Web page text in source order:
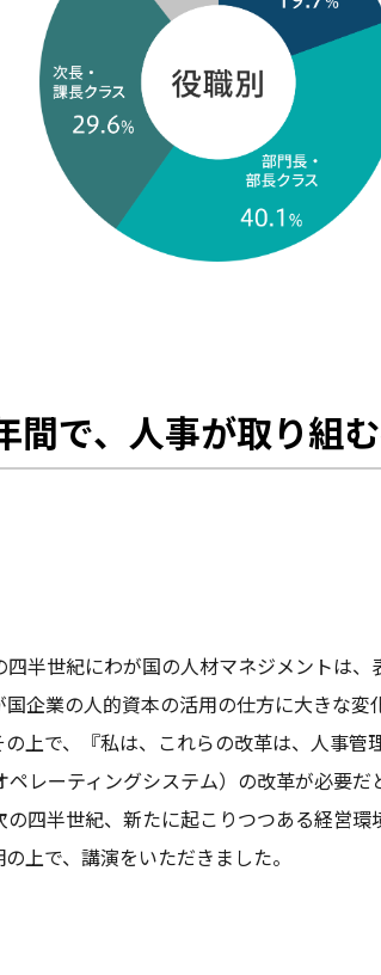
間で、人事が取り組
半世紀にわが国の人材マネジメントは
企業の人的資本の活用の仕方に大きな
上で、『私は、これらの改革は、人事管
ペレーティングシステム）の改革が必要
四半世紀、新たに起こりつつある経営
上で、講演をいただきました。